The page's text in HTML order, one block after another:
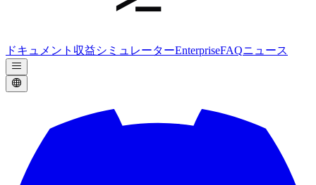
ドキュメント 収益シミュレーターEnterpriseFAQニュース